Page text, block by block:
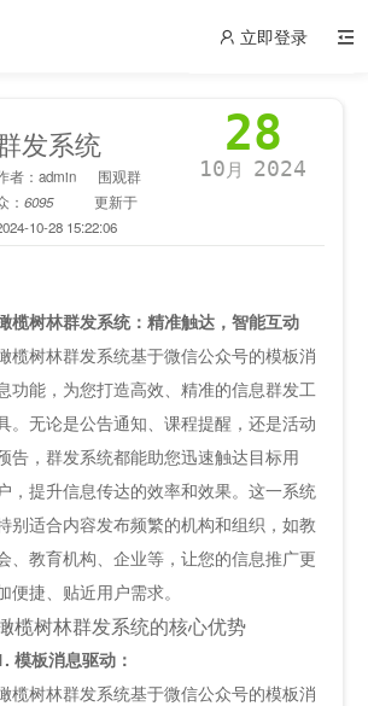
立即登录
发系统
者：admin
围观群
： 6095
更新于
10-28 15:22:06
28
10 月 2024
榄树林群发系统：精准触达，智能互动
榄树林群发系统基于微信公众号的模板消
功能，为您打造高效、精准的信息群发工
。无论是公告通知、课程提醒，还是活动
告，群发系统都能助您迅速触达目标用
，提升信息传达的效率和效果。这一系统
别适合内容发布频繁的机构和组织，如教
、教育机构、企业等，让您的信息推广更
便捷、贴近用户需求。
榄树林群发系统的核心优势
模板消息驱动：
榄树林群发系统基于微信公众号的模板消